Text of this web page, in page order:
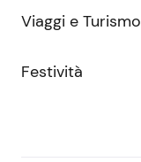
Viaggi e Turismo
Festività